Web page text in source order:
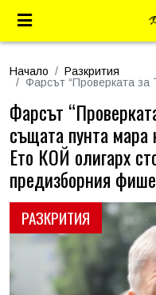
Начало
Разкрития
Фарсът “Проверката
РАЗКРИТИЯ
Фарсът
същата пунта мара
Ето КОЙ олигарх
предизборния